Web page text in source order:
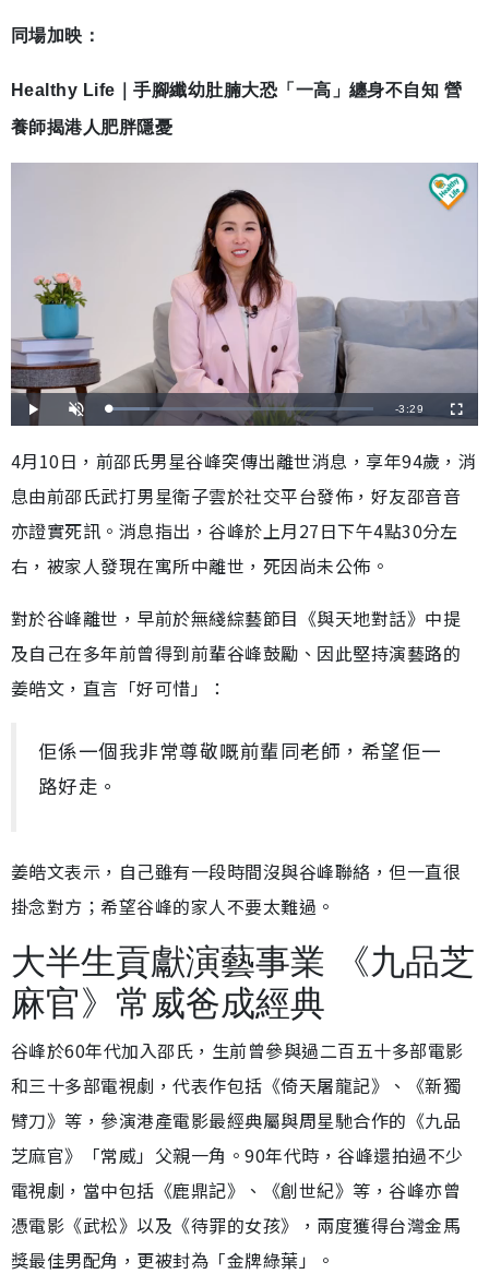
同場加映：
Healthy Life｜手腳纖幼肚腩大恐「一高」纏身不自知 營
養師揭港人肥胖隱憂
播
放
開
啟
載
入
:
1
.
5
%
剩
間
-3:29
全
螢
4月10日，前邵氏男星谷峰突傳出離世消息，享年94歲，消
息由前邵氏武打男星衛子雲於社交平台發佈，好友邵音音
亦證實死訊。消息指出，谷峰於上月27日下午4點30分左
右，被家人發現在寓所中離世，死因尚未公佈。
對於谷峰離世，早前於無綫綜藝節目《與天地對話》中提
及自己在多年前曾得到前輩谷峰鼓勵、因此堅持演藝路的
姜皓文，直言「好可惜」：
佢係一個我非常尊敬嘅前輩同老師，希望佢一
路好走。
姜皓文表示，自己雖有一段時間沒與谷峰聯絡，但一直很
掛念對方；希望谷峰的家人不要太難過。
大半生貢獻演藝事業 《九品芝
麻官》常威爸成經典
谷峰於60年代加入邵氏，生前曾參與過二百五十多部電影
和三十多部電視劇，代表作包括《倚天屠龍記》、《新獨
臂刀》等，參演港產電影最經典屬與周星馳合作的《九品
芝麻官》「常威」父親一角。90年代時，谷峰還拍過不少
電視劇，當中包括《鹿鼎記》、《創世紀》等，谷峰亦曾
憑電影《武松》以及《待罪的女孩》，兩度獲得台灣金馬
獎最佳男配角，更被封為「金牌綠葉」。